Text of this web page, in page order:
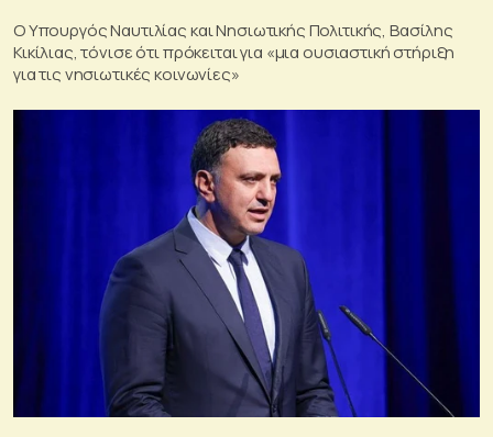
Ο Υπουργός Ναυτιλίας και Νησιωτικής Πολιτικής, Βασίλης
Κικίλιας, τόνισε ότι πρόκειται για «μια ουσιαστική στήριξη
για τις νησιωτικές κοινωνίες»